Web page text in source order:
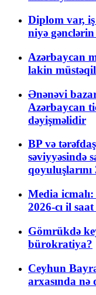
Diplom var,
niyə
Azərbaycan
lakin müstəqil
Ənənəvi
Azərbaycan
dəyişməlidir
BP və
səviyyəsində
Media
2026-cı il
Gömrükdə
bürokratiya?
Ceyhun
arxasında nə